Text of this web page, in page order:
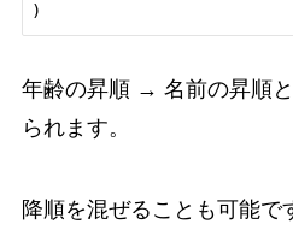
年齢の昇順 → 名前の昇順
られます。
降順を混ぜることも可能で